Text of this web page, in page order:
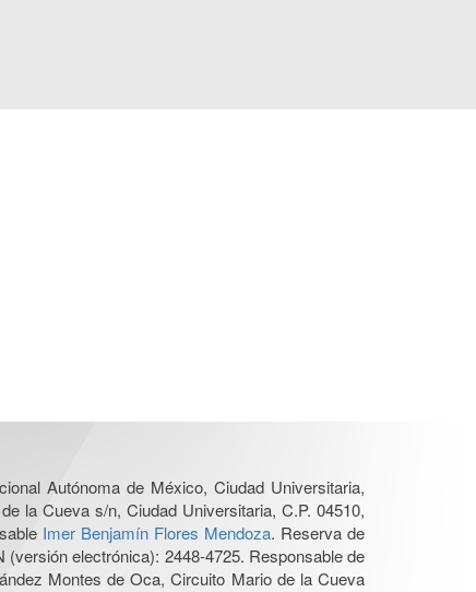
Autónoma de México, Ciudad Universitaria,
la Cueva s/n, Ciudad Universitaria, C.P. 04510,
Imer Benjamín Flores Mendoza. Reserva de
electrónica): 2448-4725. Responsable de
Montes de Oca, Circuito Mario de la Cueva